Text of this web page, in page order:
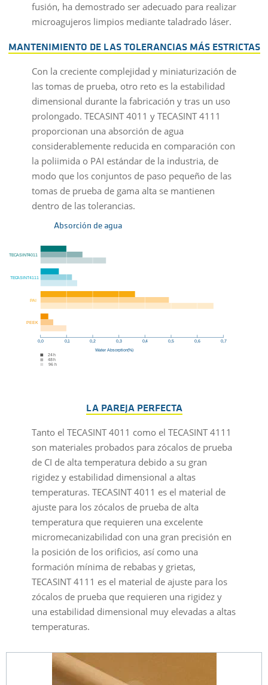
fusión, ha demostrado ser adecuado para realizar
microagujeros limpios mediante taladrado láser.
MANTENIMIENTO DE LAS TOLERANCIAS MÁS ESTRICTAS
Con la creciente complejidad y miniaturización de
las tomas de prueba, otro reto es la estabilidad
dimensional durante la fabricación y tras un uso
prolongado. TECASINT 4011 y TECASINT 4111
proporcionan una absorción de agua
considerablemente reducida en comparación con
la poliimida o PAI estándar de la industria, de
modo que los conjuntos de paso pequeño de las
tomas de prueba de gama alta se mantienen
dentro de las tolerancias.
Absorción de agua
LA PAREJA PERFECTA
Tanto el TECASINT 4011 como el TECASINT 4111
son materiales probados para zócalos de prueba
de CI de alta temperatura debido a su gran
rigidez y estabilidad dimensional a altas
temperaturas. TECASINT 4011 es el material de
ajuste para los zócalos de prueba de alta
temperatura que requieren una excelente
micromecanizabilidad con una gran precisión en
la posición de los orificios, así como una
formación mínima de rebabas y grietas,
TECASINT 4111 es el material de ajuste para los
zócalos de prueba que requieren una rigidez y
una estabilidad dimensional muy elevadas a altas
temperaturas.